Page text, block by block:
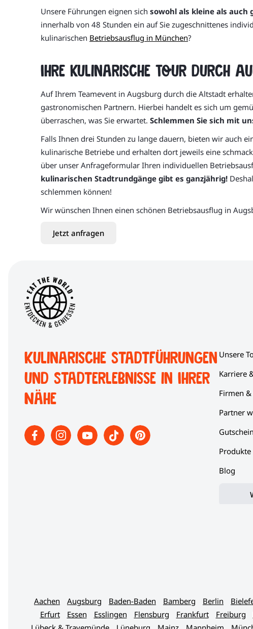
Unsere Führungen eignen sich sowohl als kleine als
innerhalb von 48 Stunden ein auf Sie zugeschnittenes
kulinarischen Betriebsausflug in München?
Ihre kulinarische Tour durch
Auf Ihrem Teamevent in Augsburg durch die Altstadt
gastronomischen Partnern. Hierbei handelt es sich um
überraschen, was Sie erwartet. Schlemmen Sie sich mit
Falls Ihnen drei Stunden zu lange dauern, bieten wir auch
kulinarische Betriebe und erhalten dort jeweils eine
über unser Anfrageformular Ihren individuellen
kulinarischen Stadtrundgänge gibt es ganzjährig!
schlemmen können!
Wir wünschen Ihnen einen schönen Betriebsausflug in
Jetzt anfragen
Kulinarische Stadtführungen
und Stadterlebnisse in Ihrer
Nähe
Unsere
Karriere
Firmen
Partner
Produkte
Blog
Aachen Augsburg Baden-Baden Bamberg Berlin
Erfurt
Essen Esslingen Flensburg Frankfurt Freiburg